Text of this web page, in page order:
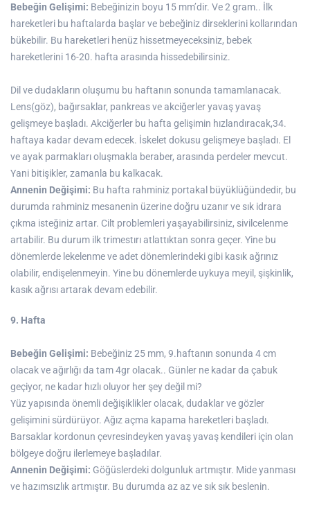
Bebeğin Gelişimi: Bebeğinizin boyu 15 mm’dir. Ve 2 gram.. İlk
hareketleri bu haftalarda başlar ve bebeğiniz dirseklerini kollarından
bükebilir. Bu hareketleri henüz hissetmeyeceksiniz, bebek
hareketlerini 16-20. hafta arasında hissedebilirsiniz.
Dil ve dudakların oluşumu bu haftanın sonunda tamamlanacak.
Lens(göz), bağırsaklar, pankreas ve akciğerler yavaş yavaş
gelişmeye başladı. Akciğerler bu hafta gelişimin hızlandıracak,34.
haftaya kadar devam edecek. İskelet dokusu gelişmeye başladı. El
ve ayak parmakları oluşmakla beraber, arasında perdeler mevcut.
Yani bitişikler, zamanla bu kalkacak.
Annenin Değişimi: Bu hafta rahminiz portakal büyüklüğündedir, bu
durumda rahminiz mesanenin üzerine doğru uzanır ve sık idrara
çıkma isteğiniz artar. Cilt problemleri yaşayabilirsiniz, sivilcelenme
artabilir. Bu durum ilk trimestırı atlattıktan sonra geçer. Yine bu
dönemlerde lekelenme ve adet dönemlerindeki gibi kasık ağrınız
olabilir, endişelenmeyin. Yine bu dönemlerde uykuya meyil, şişkinlik,
kasık ağrısı artarak devam edebilir.
9. Hafta
Bebeğin Gelişimi: Bebeğiniz 25 mm, 9.haftanın sonunda 4 cm
olacak ve ağırlığı da tam 4gr olacak.. Günler ne kadar da çabuk
geçiyor, ne kadar hızlı oluyor her şey değil mi?
Yüz yapısında önemli değişiklikler olacak, dudaklar ve gözler
gelişimini sürdürüyor. Ağız açma kapama hareketleri başladı.
Barsaklar kordonun çevresindeyken yavaş yavaş kendileri için olan
bölgeye doğru ilerlemeye başladılar.
Annenin Değişimi: Göğüslerdeki dolgunluk artmıştır. Mide yanması
ve hazımsızlık artmıştır. Bu durumda az az ve sık sık beslenin.